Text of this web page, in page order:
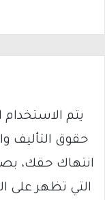
انتهاك حقك،
التي تظهر على